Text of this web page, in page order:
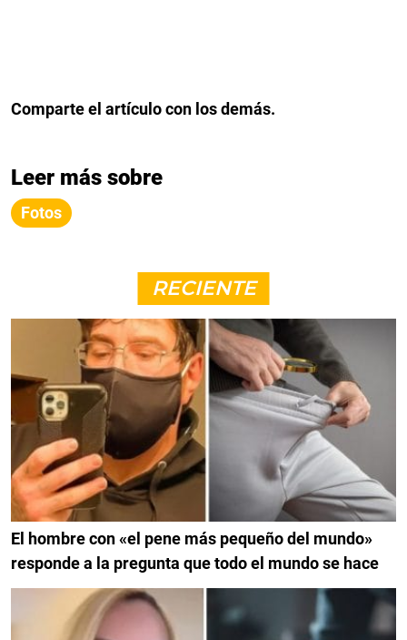
Comparte el artículo con los demás.
Leer más sobre
Fotos
RECIENTE
El hombre con «el pene más pequeño del mundo»
responde a la pregunta que todo el mundo se hace